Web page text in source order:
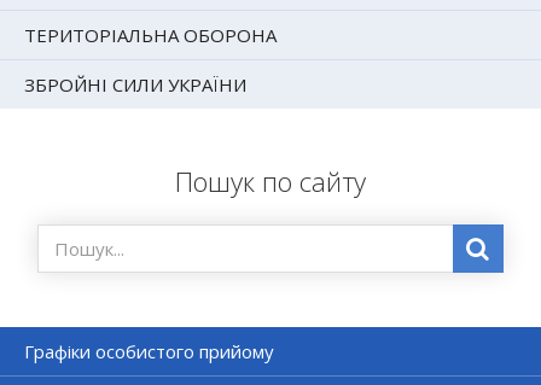
ТЕРИТОРІАЛЬНА ОБОРОНА
ЗБРОЙНІ СИЛИ УКРАЇНИ
Пошук по сайту
Графіки особистого прийому